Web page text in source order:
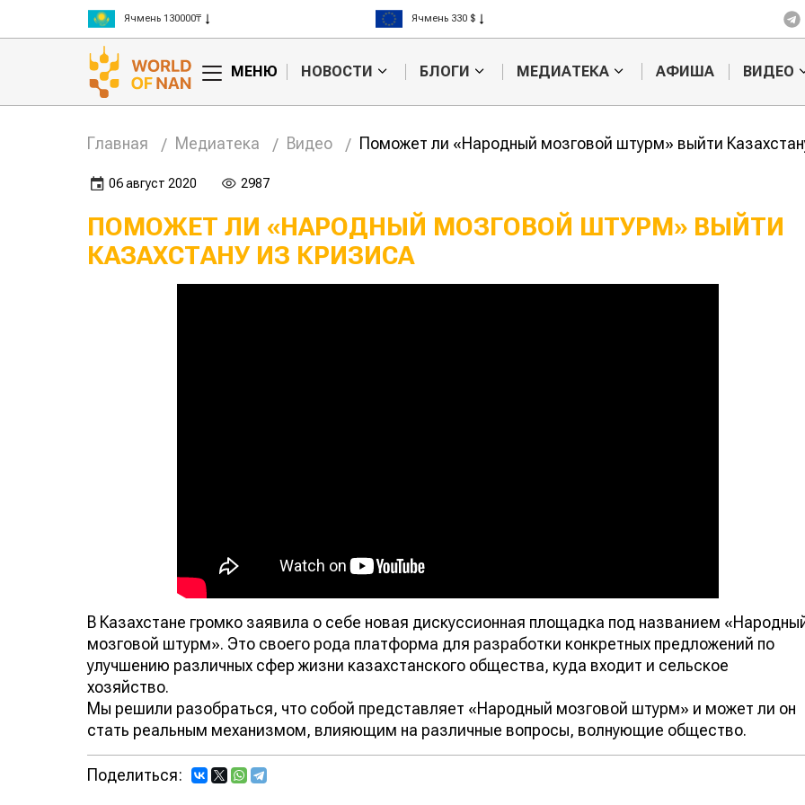
Кукуруза 150000₸
Пшеница 3 класс 125000₸
Кукуруза 301 $
Пшеница 423 $
МЕНЮ НОВОСТИ БЛОГИ МЕДИАТЕКА АФИША ВИДЕО
Главная Медиатека Видео Поможет ли «Народный мозговой штурм» выйти
06 август 2020 2987
ПОМОЖЕТ ЛИ «НАРОДНЫЙ МОЗГОВОЙ ШТУРМ» ВЫЙТИ
КАЗАХСТАНУ ИЗ КРИЗИСА
В Казахстане громко заявила о себе новая дискуссионная площадка под названием
мозговой штурм». Это своего рода платформа для разработки конкретных предложений по
улучшению различных сфер жизни казахстанского общества, куда входит и сельское
хозяйство.
Мы решили разобраться, что собой представляет «Народный мозговой штурм» и может ли он
стать реальным механизмом, влияющим на различные вопросы, волнующие общество.
Поделиться: